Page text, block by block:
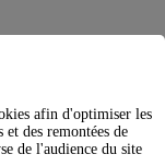
des appareils
les
afin d'optimiser les
des remontées de
de l'audience du site